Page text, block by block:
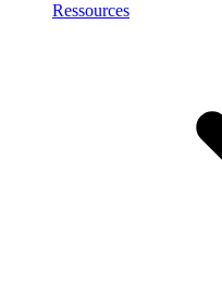
Ressources